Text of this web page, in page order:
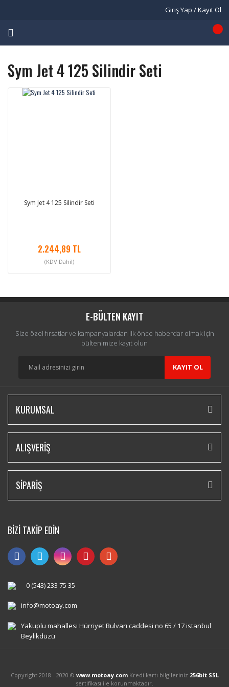
Giriş Yap / Kayıt Ol
Sym Jet 4 125 Silindir Seti
Sym Jet 4 125 Silindir Seti
2.244,89 TL
(KDV Dahil)
E-BÜLTEN KAYIT
Size özel fırsatlar ve kampanyalardan ilk önce haberdar olmak için
bültenimize kayıt olun
KAYIT OL
KURUMSAL
ALIŞVERİŞ
SİPARİŞ
BİZİ TAKİP EDİN
0 (543) 233 75 35
info@motoay.com
Yakuplu mahallesi Hürriyet Bulvarı caddesi no 65 / 17 istanbul
Beylikdüzü
Copyright 2018 - 2020 © www.motoay.comKredi kartı bilgileriniz 256bit SSL
sertifikası ile korunmaktadır.